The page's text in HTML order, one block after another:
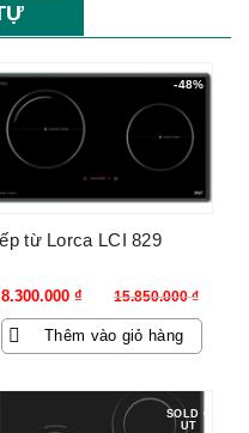
-48%
từ Lorca LCI 829
15.850.000₫
Giá
gốc
là:
8.300.000 ₫
Giá
hiện
tại
Thêm vào giỏ hàng
SOLD O
UT